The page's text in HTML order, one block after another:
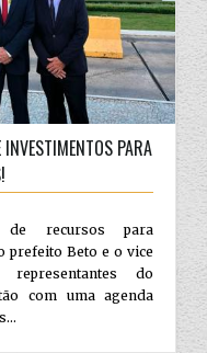
INVESTIMENTOS PARA
de recursos para
prefeito Beto e o vice
representantes do
com uma agenda